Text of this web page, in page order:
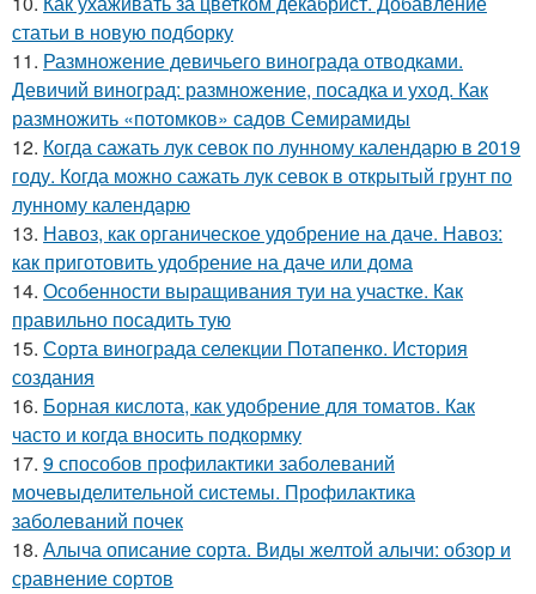
статьи в новую подборку
11. Размножение девичьего винограда отводками.
Девичий виноград: размножение, посадка и уход. Как
размножить «потомков» садов Семирамиды
12. Когда сажать лук севок по лунному календарю в 2019
году. Когда можно сажать лук севок в открытый грунт по
лунному календарю
13. Навоз, как органическое удобрение на даче. Навоз:
как приготовить удобрение на даче или дома
14. Особенности выращивания туи на участке. Как
правильно посадить тую
15. Сорта винограда селекции Потапенко. История
создания
16. Борная кислота, как удобрение для томатов. Как
часто и когда вносить подкормку
17. 9 способов профилактики заболеваний
мочевыделительной системы. Профилактика
заболеваний почек
18. Алыча описание сорта. Виды желтой алычи: обзор и
сравнение сортов